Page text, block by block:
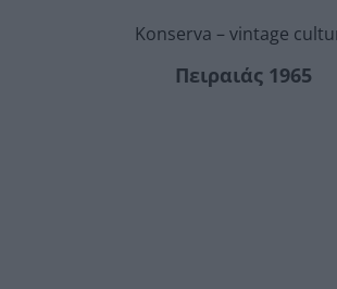
Konserva – vintage
Πειραιάς 1965